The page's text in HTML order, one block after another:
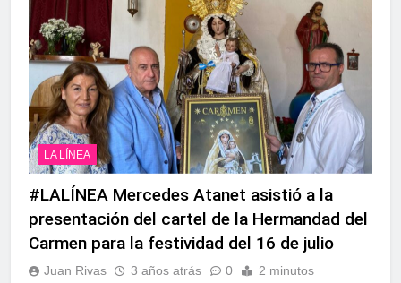
LA LÍNEA
#LALÍNEA Mercedes Atanet asistió a la
presentación del cartel de la Hermandad del
Carmen para la festividad del 16 de julio
Juan Rivas 3 años atrás 0 2 minutos